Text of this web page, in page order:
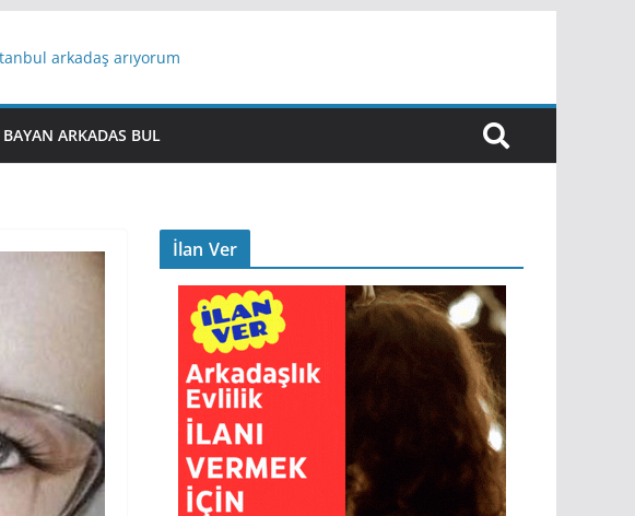
arkadaş arıyorum
Bir Aşk Lazım
arayanlara iş
BAYAN ARKADAS BUL
İlan Ver